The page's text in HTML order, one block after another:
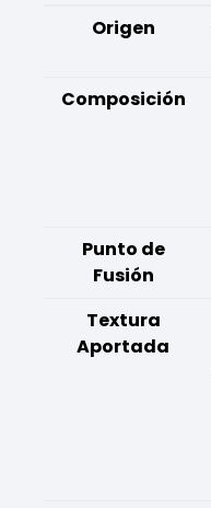
Origen
Composición
Punto de
Fusión
Textura
Aportada